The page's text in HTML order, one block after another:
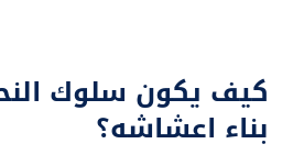
كيف يكون سلوك
بناء اعشاشه؟